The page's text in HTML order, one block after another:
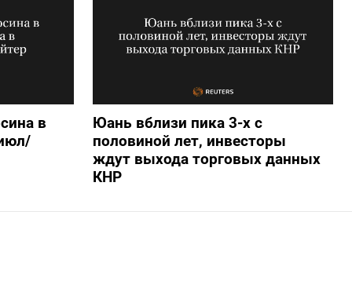
в
Юань вблизи пика 3-х с
половиной лет, инвесторы
ждут выхода торговых данных
КНР